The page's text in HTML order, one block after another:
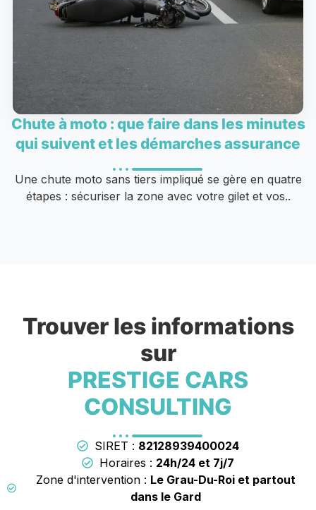
Chute à moto : que faire dans les minutes
qui suivent et les démarches assurance
Une chute moto sans tiers impliqué se gère en quatre
étapes : sécuriser la zone avec votre gilet et vos..
Trouver les informations
sur
PRESTIGE CARS
CONSULTING
SIRET : 82128939400024
Horaires : 24h/24 et 7j/7
Zone d'intervention : Le Grau-Du-Roi et partout
dans le Gard